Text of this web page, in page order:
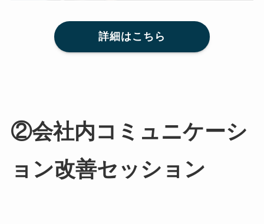
詳細はこちら
②会社内コミュニケーシ
ョン改善セッション